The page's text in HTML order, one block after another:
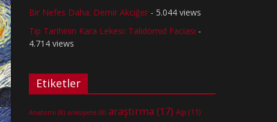
Bir Nefes Daha: Demir Akciğer - 5.044 views
Tıp Tarihinin Kara Lekesi: Talidomid Faciası -
4.714 views
Etiketler
Anatomi (8) anksiyete (8) araştırma (17) Aşı (11)